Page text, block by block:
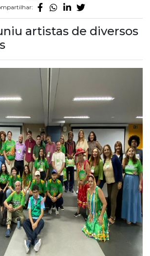
artistas de diversos